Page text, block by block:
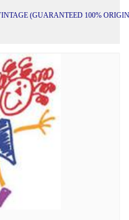
(GUARANTEED 100%